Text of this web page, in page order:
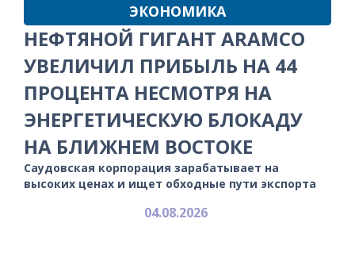
ЭКОНОМИКА
НЕФТЯНОЙ ГИГАНТ ARAMCO
УВЕЛИЧИЛ ПРИБЫЛЬ НА 44
ПРОЦЕНТА НЕСМОТРЯ НА
ЭНЕРГЕТИЧЕСКУЮ БЛОКАДУ
НА БЛИЖНЕМ ВОСТОКЕ
Саудовская корпорация зарабатывает на
высоких ценах и ищет обходные пути экспорта
04.08.2026